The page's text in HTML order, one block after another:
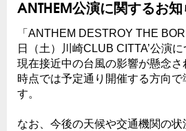
ANTHEM公演に関するお
「ANTHEM DESTROY THE
日（土）川崎CLUB CITTA’公演に
現在接近中の台風の影響が懸念さ
時点では予定通り開催する方向で
す。
なお、今後の天候や交通機関の